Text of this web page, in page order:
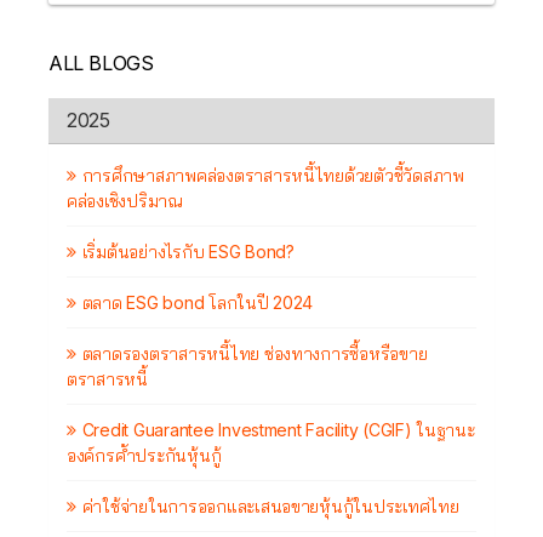
ALL BLOGS
2025
การศึกษาสภาพคล่องตราสารหนี้ไทยด้วยตัวชี้วัดสภาพ
คล่องเชิงปริมาณ
เริ่มต้นอย่างไรกับ ESG Bond?
ตลาด ESG bond โลกในปี 2024
ตลาดรองตราสารหนี้ไทย ช่องทางการซื้อหรือขาย
ตราสารหนี้
Credit Guarantee Investment Facility (CGIF) ในฐานะ
องค์กรค้ำประกันหุ้นกู้
ค่าใช้จ่ายในการออกและเสนอขายหุ้นกู้ในประเทศไทย